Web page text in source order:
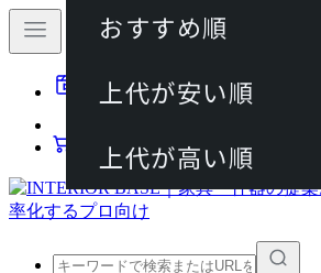
動画マニュアル
カート
おすすめ順
上代が安い順
上代が高い順